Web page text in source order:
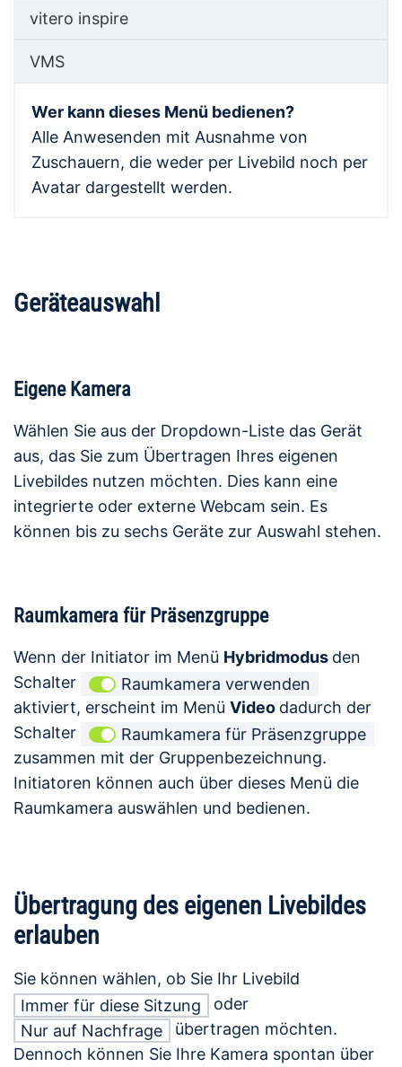
vitero inspire
VMS
Wer kann dieses Menü bedienen?
Alle Anwesenden mit Ausnahme von
Zuschauern, die weder per Livebild noch per
Avatar dargestellt werden.
Geräteauswahl
Eigene Kamera
Wählen Sie aus der Dropdown-Liste das Gerät
aus, das Sie zum Übertragen Ihres eigenen
Livebildes nutzen möchten. Dies kann eine
integrierte oder externe Webcam sein. Es
können bis zu sechs Geräte zur Auswahl stehen.
Raumkamera für Präsenzgruppe
Wenn der Initiator im Menü Hybridmodus den
Schalter
Raumkamera verwenden
aktiviert, erscheint im Menü Video dadurch der
Schalter
Raumkamera für Präsenzgruppe
zusammen mit der Gruppenbezeichnung.
Initiatoren können auch über dieses Menü die
Raumkamera auswählen und bedienen.
Übertragung des eigenen Livebildes
erlauben
Sie können wählen, ob Sie Ihr Livebild
Immer für diese Sitzung
oder
Nur auf Nachfrage
übertragen möchten.
Dennoch können Sie Ihre Kamera spontan über